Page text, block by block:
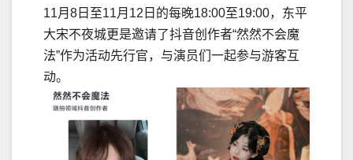
11月8日至11月12日的每晚18:00至19:00，东平
大宋不夜城更是邀请了抖音创作者“然然不会魔
法”作为活动先行官，与演员们一起参与游客互
动。